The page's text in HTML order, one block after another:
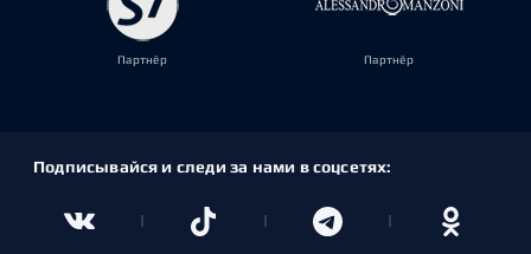
Партнёр Партнёр
Подписывайся и следи за нами в соцсетях: